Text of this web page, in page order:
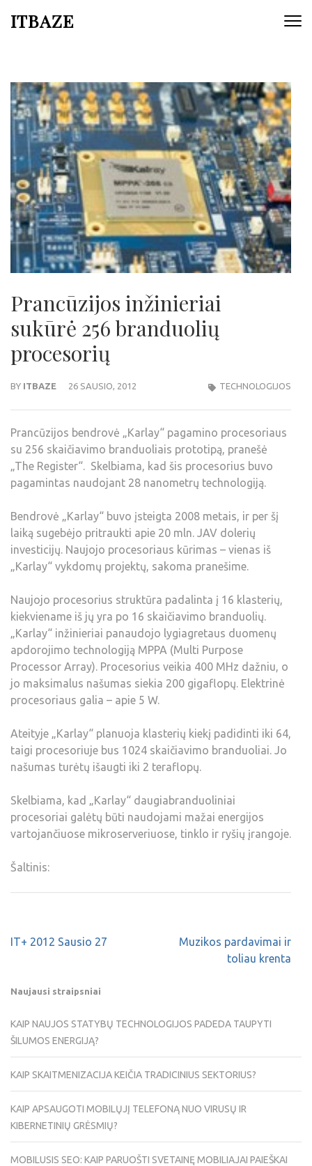
ITBAZE
Prancūzijos inžinieriai
sukūrė 256 branduolių
procesorių
BY ITBAZE 26 SAUSIO, 2012 TECHNOLOGIJOS
Prancūzijos bendrovė „Karlay“ pagamino procesoriaus
su 256 skaičiavimo branduoliais prototipą, pranešė
„The Register“. Skelbiama, kad šis procesorius buvo
pagamintas naudojant 28 nanometrų technologiją.
Bendrovė „Karlay“ buvo įsteigta 2008 metais, ir per šį
laiką sugebėjo pritraukti apie 20 mln. JAV dolerių
investicijų. Naujojo procesoriaus kūrimas – vienas iš
„Karlay“ vykdomų projektų, sakoma pranešime.
Naujojo procesorius struktūra padalinta į 16 klasterių,
kiekviename iš jų yra po 16 skaičiavimo branduolių.
„Karlay“ inžinieriai panaudojo lygiagretaus duomenų
apdorojimo technologiją MPPA (Multi Purpose
Processor Array). Procesorius veikia 400 MHz dažniu, o
jo maksimalus našumas siekia 200 gigaflopų. Elektrinė
procesoriaus galia – apie 5 W.
Ateityje „Karlay“ planuoja klasterių kiekį padidinti iki 64,
taigi procesoriuje bus 1024 skaičiavimo branduoliai. Jo
našumas turėtų išaugti iki 2 teraflopų.
Skelbiama, kad „Karlay“ daugiabranduoliniai
procesoriai galėtų būti naudojami mažai energijos
vartojančiuose mikroserveriuose, tinklo ir ryšių įrangoje.
Šaltinis:
IT+ 2012 Sausio 27
Muzikos pardavimai ir
toliau krenta
Naujausi straipsniai
KAIP NAUJOS STATYBŲ TECHNOLOGIJOS PADEDA TAUPYTI
ŠILUMOS ENERGIJĄ?
KAIP SKAITMENIZACIJA KEIČIA TRADICINIUS SEKTORIUS?
KAIP APSAUGOTI MOBILŲJĮ TELEFONĄ NUO VIRUSŲ IR
KIBERNETINIŲ GRĖSMIŲ?
MOBILUSIS SEO: KAIP PARUOŠTI SVETAINĘ MOBILIAJAI PAIEŠKAI